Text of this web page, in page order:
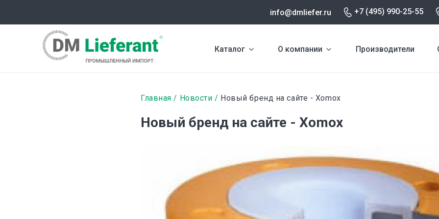
содержанию
info@dmliefer.ru +7 (495) 990-25-55
Каталог О компании Производители
Строка
навигации
Главная Новости Новый бренд на сайте - Xomox
Новый бренд на сайте - Xomox